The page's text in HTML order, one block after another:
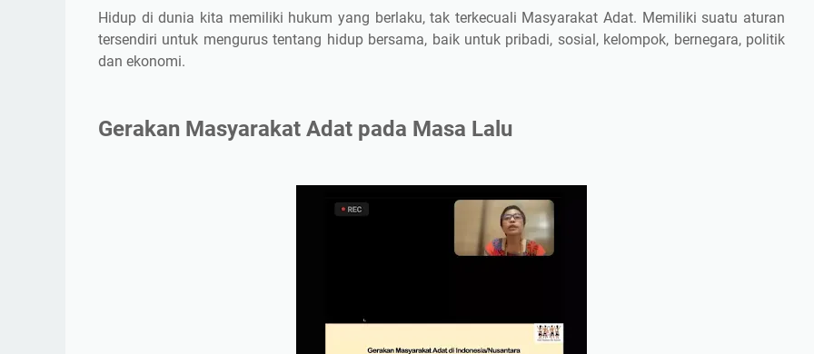
Hidup di dunia kita memiliki hukum yang berlaku, tak terkecuali Masyarakat Adat. Memiliki suatu aturan
tersendiri untuk mengurus tentang hidup bersama, baik untuk pribadi, sosial, kelompok, bernegara, politik
dan ekonomi.
Gerakan Masyarakat Adat pada Masa Lalu